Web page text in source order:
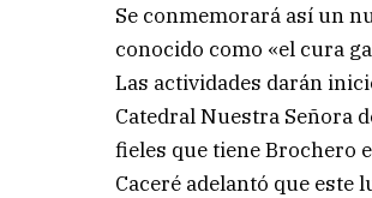
Se conmemorará así un
conocido como «el cura
Las actividades darán
Catedral Nuestra Señora
fieles que tiene Brochero
Caceré adelantó que este